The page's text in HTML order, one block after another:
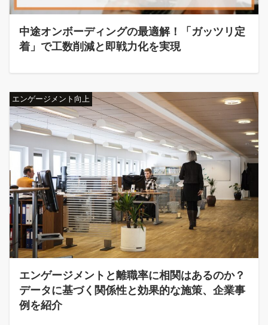
中途オンボーディングの最適解！「ガッツリ定
着」で工数削減と即戦力化を実現
エンゲージメント向上
エンゲージメントと離職率に相関はあるのか？
データに基づく関係性と効果的な施策、企業事
例を紹介